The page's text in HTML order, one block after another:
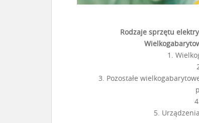
Rodzaje sprzętu
1.
3. Pozostałe
5.